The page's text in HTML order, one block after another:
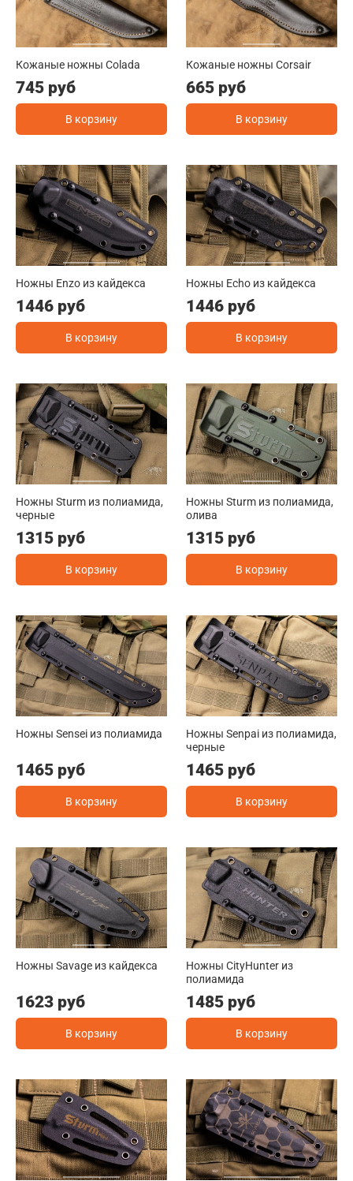
Кожаные ножны Colada
745 руб
В корзину
Кожаные ножны Corsair
665 руб
В корзину
Ножны Enzo из кайдекса
1446 руб
В корзину
Ножны Echo из кайдекса
1446 руб
В корзину
Ножны Sturm из полиамида,
черные
1315 руб
В корзину
Ножны Sturm из полиамида,
олива
1315 руб
В корзину
Ножны Sensei из полиамида
1465 руб
В корзину
Ножны Senpai из полиамида,
черные
1465 руб
В корзину
Ножны Savage из кайдекса
1623 руб
В корзину
Ножны CityHunter из
полиамида
1485 руб
В корзину